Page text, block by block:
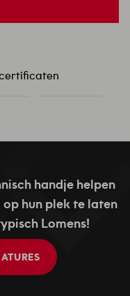
handje helpen
hun plek te laten
Lomens!